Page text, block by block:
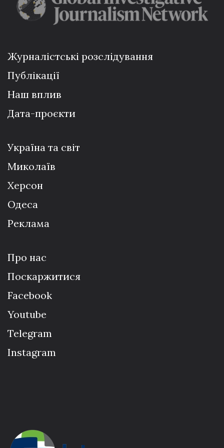
Журналістські розслідування
Публікації
Наш вплив
Дата-проєкти
Україна та світ
Миколаїв
Херсон
Одеса
Реклама
Про нас
Поскаржитися
Facebook
Youtube
Telegram
Instagram